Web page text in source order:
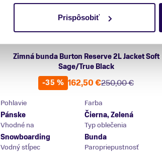
Prispôsobiť
Zimná bunda Burton Reserve 2L Jacket Soft
Sage/True Black
-35 %
250,00 €
162,50 €
Pohlavie
Pánske
Farba
Čierna, Zelená
Vhodné na
Snowboarding
Typ oblečenia
Bunda
Vodný stĺpec
Paropriepustnosť